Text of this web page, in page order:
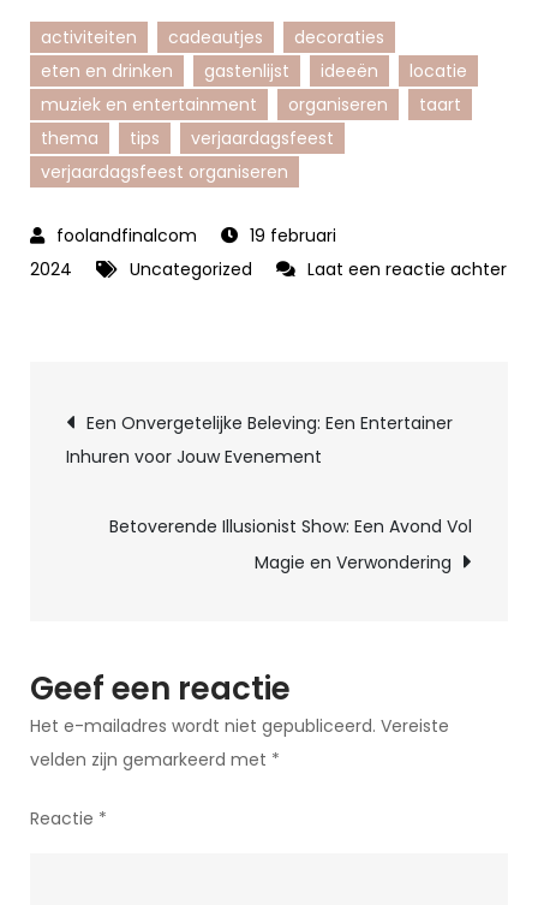
activiteiten cadeautjes
decoraties
eten en drinken
gastenlijst ideeën
locatie
muziek en entertainment
organiseren
taart
thema
tips
verjaardagsfeest
verjaardagsfeest organiseren
19 februari
2024
Uncategorized
Laat een reactie achter
Berichtnavigatie
Een Onvergetelijke Beleving: Een Entertainer
Inhuren voor Jouw Evenement
Betoverende Illusionist Show: Een Avond Vol
Magie en Verwondering
Geef een reactie
Het e-mailadres wordt niet gepubliceerd. Vereiste
velden zijn gemarkeerd met *
Reactie *